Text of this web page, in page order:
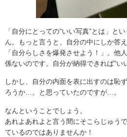
「自分にとっての”いい写真”とは」と
ん。もっと言うと、自分の中にしか答
「自分らしさを爆発させよう！」。他
係ないのです。自分が納得できれば”い
しかし、自分の内面を表に出すのは恥
ろうか…。と思っていたのですが…。
なんということでしょう。
あれよあれよと言う間にそこらじゅう
ているのではありませんか！